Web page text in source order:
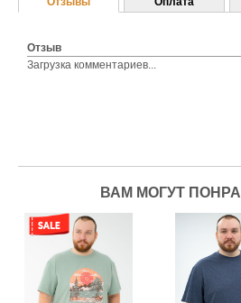
Отзыв
Загрузка комментариев...
ВАМ МОГУТ